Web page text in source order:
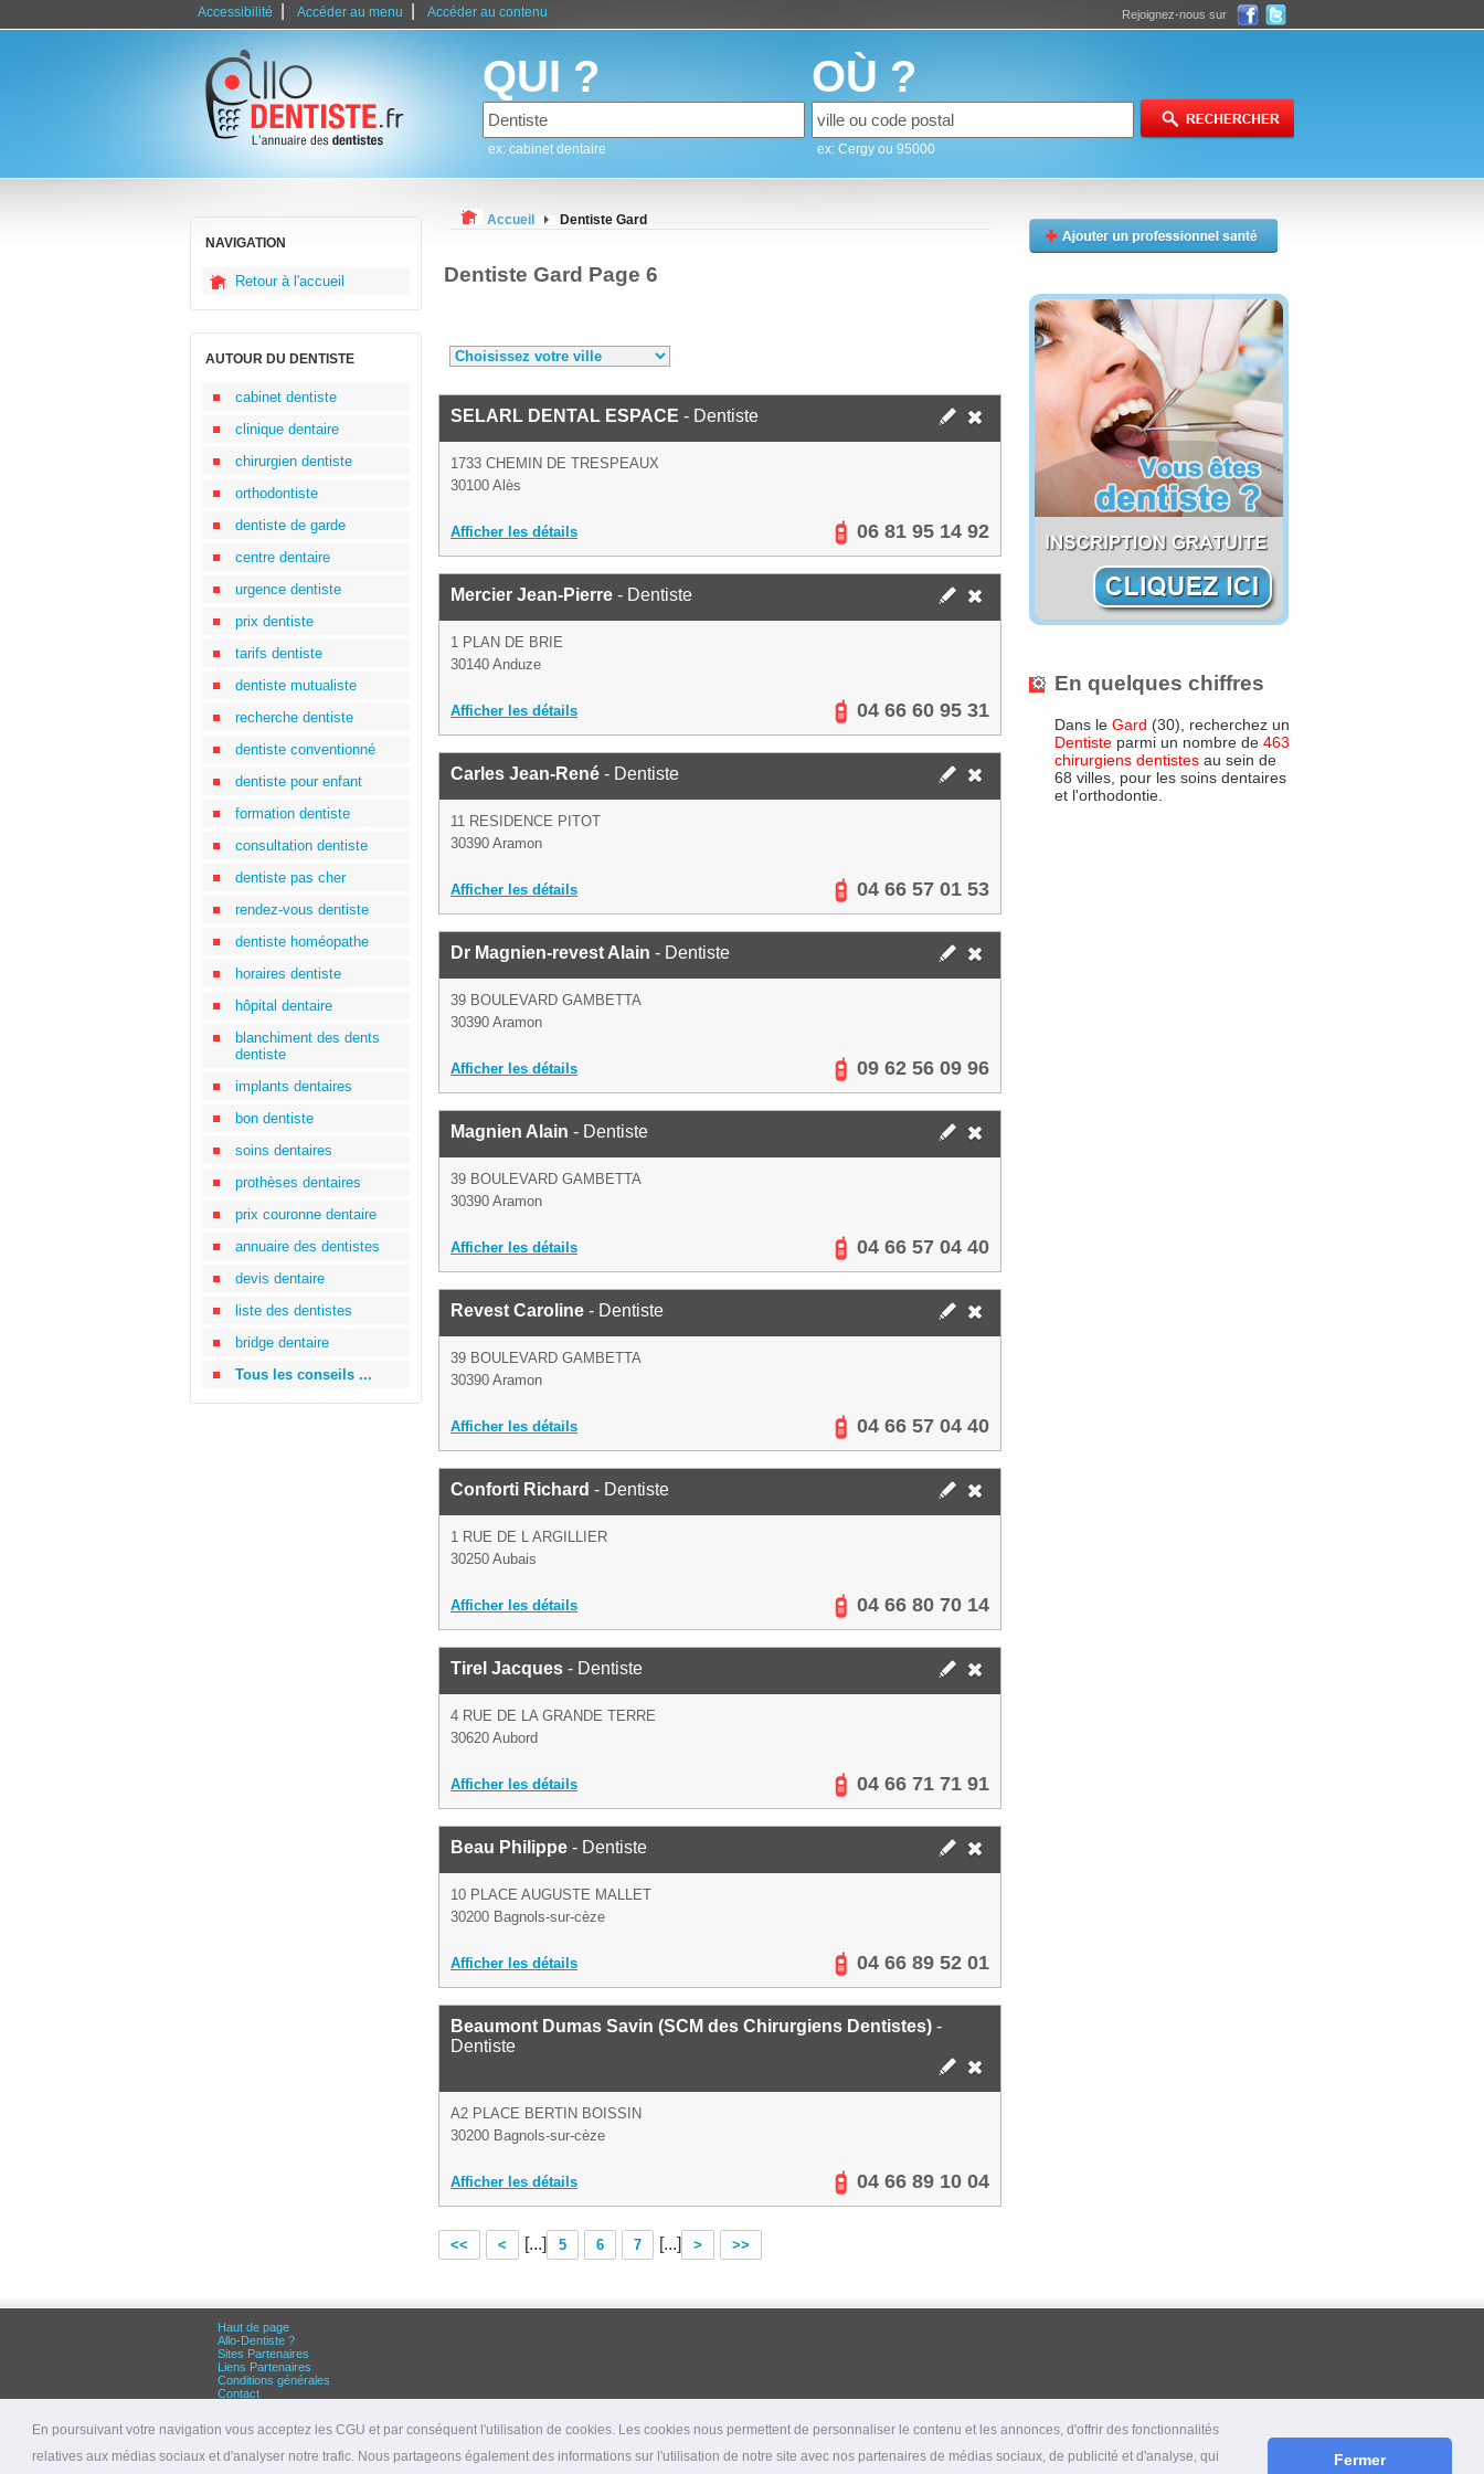
En poursuivant votre navigation vous acceptez les CGU et par conséquent l'utilisation de cookies. Les cookies nous permettent de personnaliser le contenu et les annonces, d'offrir des fonctionnalités
relatives aux médias sociaux et d'analyser notre trafic. Nous partageons également des informations sur l'utilisation de notre site avec nos partenaires de médias sociaux, de publicité et d'analyse, qui
Fermer
Accessibilité Accéder au menu Accéder au contenu Rejoignez-nous sur
QUI ?
ex: cabinet dentaire
OÙ ?
ex: Cergy ou 95000
NAVIGATION
Retour à l'accueil
AUTOUR DU DENTISTE
cabinet dentiste
clinique dentaire
chirurgien dentiste
orthodontiste
dentiste de garde
centre dentaire
urgence dentiste
prix dentiste
tarifs dentiste
dentiste mutualiste
recherche dentiste
dentiste conventionné
dentiste pour enfant
formation dentiste
consultation dentiste
dentiste pas cher
rendez-vous dentiste
dentiste homéopathe
horaires dentiste
hôpital dentaire
blanchiment des dents
dentiste
implants dentaires
bon dentiste
soins dentaires
prothèses dentaires
prix couronne dentaire
annuaire des dentistes
devis dentaire
liste des dentistes
bridge dentaire
Tous les conseils ...
Accueil Dentiste Gard
Dentiste Gard Page 6
SELARL DENTAL ESPACE - Dentiste
1733 CHEMIN DE TRESPEAUX
30100 Alès
Afficher les détails 06 81 95 14 92
Mercier Jean-Pierre - Dentiste
1 PLAN DE BRIE
30140 Anduze
Afficher les détails 04 66 60 95 31
Carles Jean-René - Dentiste
11 RESIDENCE PITOT
30390 Aramon
Afficher les détails 04 66 57 01 53
Dr Magnien-revest Alain - Dentiste
39 BOULEVARD GAMBETTA
30390 Aramon
Afficher les détails 09 62 56 09 96
Magnien Alain - Dentiste
39 BOULEVARD GAMBETTA
30390 Aramon
Afficher les détails 04 66 57 04 40
Revest Caroline - Dentiste
39 BOULEVARD GAMBETTA
30390 Aramon
Afficher les détails 04 66 57 04 40
Conforti Richard - Dentiste
1 RUE DE L ARGILLIER
30250 Aubais
Afficher les détails 04 66 80 70 14
Tirel Jacques - Dentiste
4 RUE DE LA GRANDE TERRE
30620 Aubord
Afficher les détails 04 66 71 71 91
Beau Philippe - Dentiste
10 PLACE AUGUSTE MALLET
30200 Bagnols-sur-cèze
Afficher les détails 04 66 89 52 01
Beaumont Dumas Savin (SCM des Chirurgiens Dentistes) -
Dentiste
A2 PLACE BERTIN BOISSIN
30200 Bagnols-sur-cèze
Afficher les détails 04 66 89 10 04
<< < [...] 5 6 7 [...] > >>
En quelques chiffres
Dans le Gard (30), recherchez un
Dentiste parmi un nombre de 463
chirurgiens dentistes au sein de
68 villes, pour les soins dentaires
et l'orthodontie.
Haut de page
Allo-Dentiste ?
Sites Partenaires
Liens Partenaires
Conditions générales
Contact
Dentiste Lyon